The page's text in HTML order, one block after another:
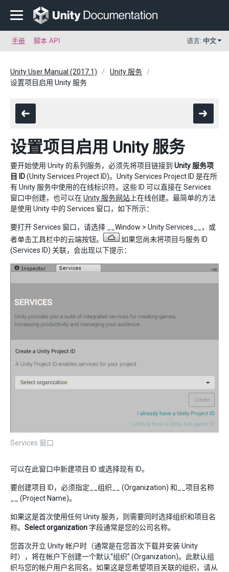
手册 脚本 API 语言: 中文
Unity User Manual (2017.1)
Unity 服务
设置项目启用 Unity 服务
设置项目启用 Unity 服务
要开始使用 Unity 的系列服务，必须先将项目链接到 Unity 服务项
目 ID(Unity Services Project ID)。Unity Services Project ID 是在所
有 Unity 服务中使用的在线标识符。这些 ID 可以直接在 Services
窗口中创建，也可以在Unity 服务网站 上在线创建。最简单的方法
是使用 Unity 中的 Services 窗口，如下所示：
要打开 Services 窗口，请选择 __Window > Unity Services__，或
者单击工具栏中的云端按钮。
.如果您尚未将项目与服务 ID
(Services ID) 关联，会出现以下提示：
Services 窗口
可以在此窗口中新建项目 ID 或选择现有 ID。
要创建项目 ID，必须指定__组织__ (Organization) 和__项目名称
__ (Project Name)。
如果这是首次使用任何 Unity 服务，则需要同时选择组织和项目名
称。 Select organization 字段通常是您的公司名称。
您首次开立 Unity 帐户时（通常是在您首次下载并安装 Unity
时），将在帐户下创建一个默认“组织” (Organization)。此默认组
织与您的帐户用户名同名。如果这是您希望项目关联的组织，请从